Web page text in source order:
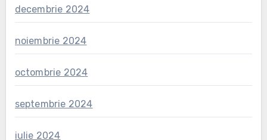
decembrie 2024
noiembrie 2024
octombrie 2024
septembrie 2024
iulie 2024